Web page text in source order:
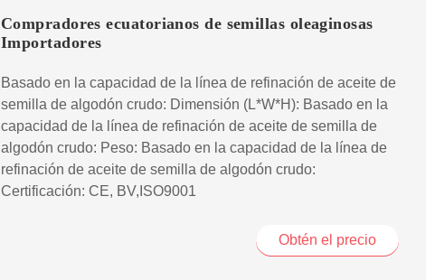
Compradores ecuatorianos de semillas oleaginosas
Importadores
Basado en la capacidad de la línea de refinación de aceite de
semilla de algodón crudo: Dimensión (L*W*H): Basado en la
capacidad de la línea de refinación de aceite de semilla de
algodón crudo: Peso: Basado en la capacidad de la línea de
refinación de aceite de semilla de algodón crudo:
Certificación: CE, BV,ISO9001
Obtén el precio